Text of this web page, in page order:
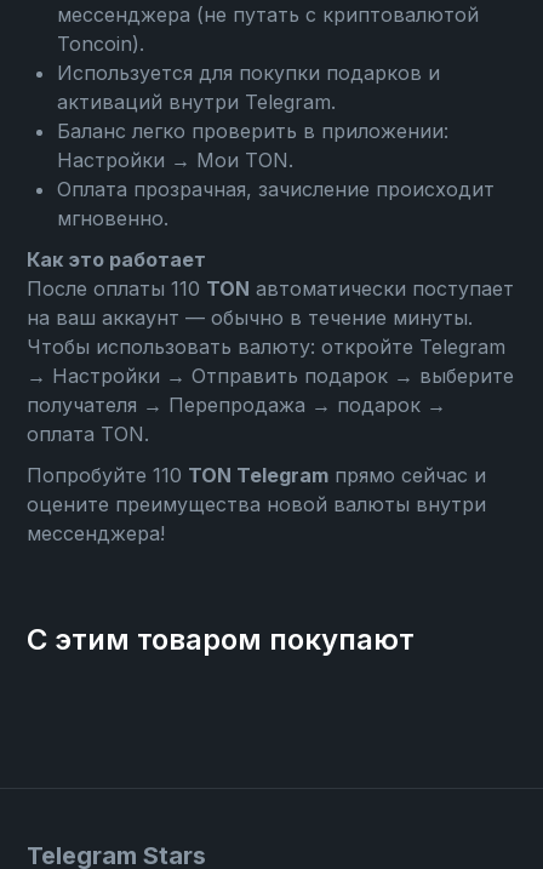
мессенджера (не путать с криптовалютой
Toncoin).
Используется для покупки подарков и
активаций внутри Telegram.
Баланс легко проверить в приложении:
Настройки → Мои TON.
Оплата прозрачная, зачисление происходит
мгновенно.
Как это работает
После оплаты 110 TON автоматически поступает
на ваш аккаунт — обычно в течение минуты.
Чтобы использовать валюту: откройте Telegram
→ Настройки → Отправить подарок → выберите
получателя → Перепродажа → подарок →
оплата TON.
Попробуйте 110 TON Telegram прямо сейчас и
оцените преимущества новой валюты внутри
мессенджера!
С этим товаром покупают
Telegram Stars